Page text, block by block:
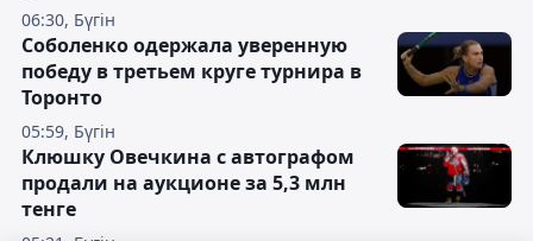
06:30, Бүгін
05:59, Бүгін
Соболенко одержала уверенную
победу в третьем круге турнира в
Торонто
Клюшку Овечкина с автографом
продали на аукционе за 5,3 млн
тенге